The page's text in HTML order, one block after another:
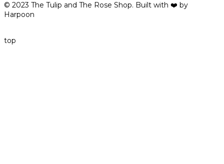
© 2023 The Tulip and The Rose Shop. Built with ❤️ by
Harpoon
top